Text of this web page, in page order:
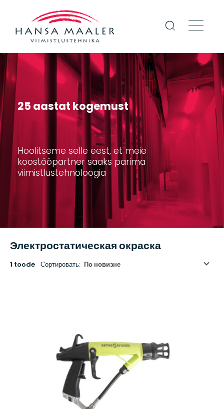
25 aastat kogemust
Hoolitseme selle eest, et meie
koostööpartner saaks parima
viimistlustehnoloogia
Электростатическая окраска
1 toode Сортировать: По новизне